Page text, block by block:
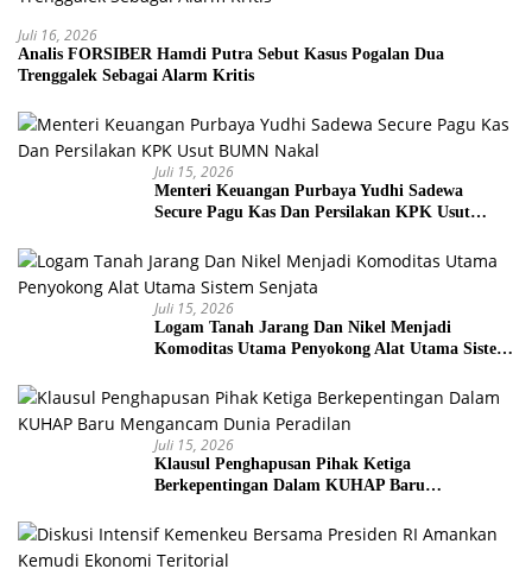
Juli 16, 2026
Analis FORSIBER Hamdi Putra Sebut Kasus Pogalan Dua
Trenggalek Sebagai Alarm Kritis
Juli 15, 2026
Menteri Keuangan Purbaya Yudhi Sadewa
Secure Pagu Kas Dan Persilakan KPK Usut
Juli 15, 2026
Logam Tanah Jarang Dan Nikel Menjadi
Komoditas Utama Penyokong Alat Utama Sistem
Juli 15, 2026
Klausul Penghapusan Pihak Ketiga
Berkepentingan Dalam KUHAP Baru